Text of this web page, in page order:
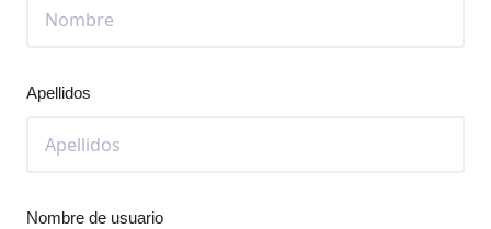
Apellidos
Nombre de usuario